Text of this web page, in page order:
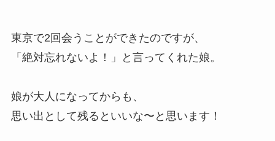
東京で2回会うことができたのですが、
「絶対忘れないよ！」と言ってくれた娘。
娘が大人になってからも、
思い出として残るといいな〜と思います！